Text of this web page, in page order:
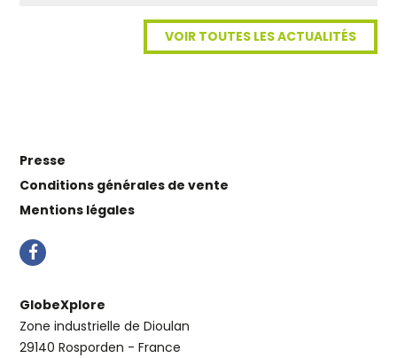
VOIR TOUTES LES ACTUALITÉS
Presse
Conditions générales de vente
Mentions légales
GlobeXplore
Zone industrielle de Dioulan
29140 Rosporden - France